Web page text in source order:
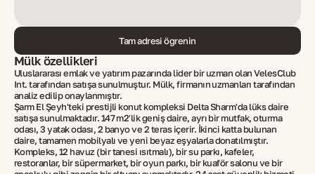
Tam adresi öğrenin
Mülk özellikleri
Uluslararası emlak ve yatırım pazarında lider bir uzman olan VelesClub
Int. tarafından satışa sunulmuştur. Mülk, firmanın uzmanları tarafından
analiz edilip onaylanmıştır.
Şarm El Şeyh'teki prestijli konut kompleksi Delta Sharm'da lüks daire
satışa sunulmaktadır. 147 m2'lik geniş daire, ayrı bir mutfak, oturma
odası, 3 yatak odası, 2 banyo ve 2 teras içerir. İkinci katta bulunan
daire, tamamen mobilyalı ve yeni beyaz eşyalarla donatılmıştır.
Kompleks, 12 havuz (bir tanesi ısıtmalı), bir su parkı, kafeler,
restoranlar, bir süpermarket, bir oyun parkı, bir kuaför salonu ve bir